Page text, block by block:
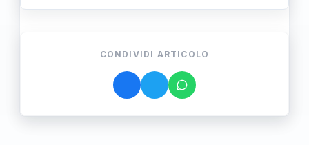
CONDIVIDI ARTICOLO